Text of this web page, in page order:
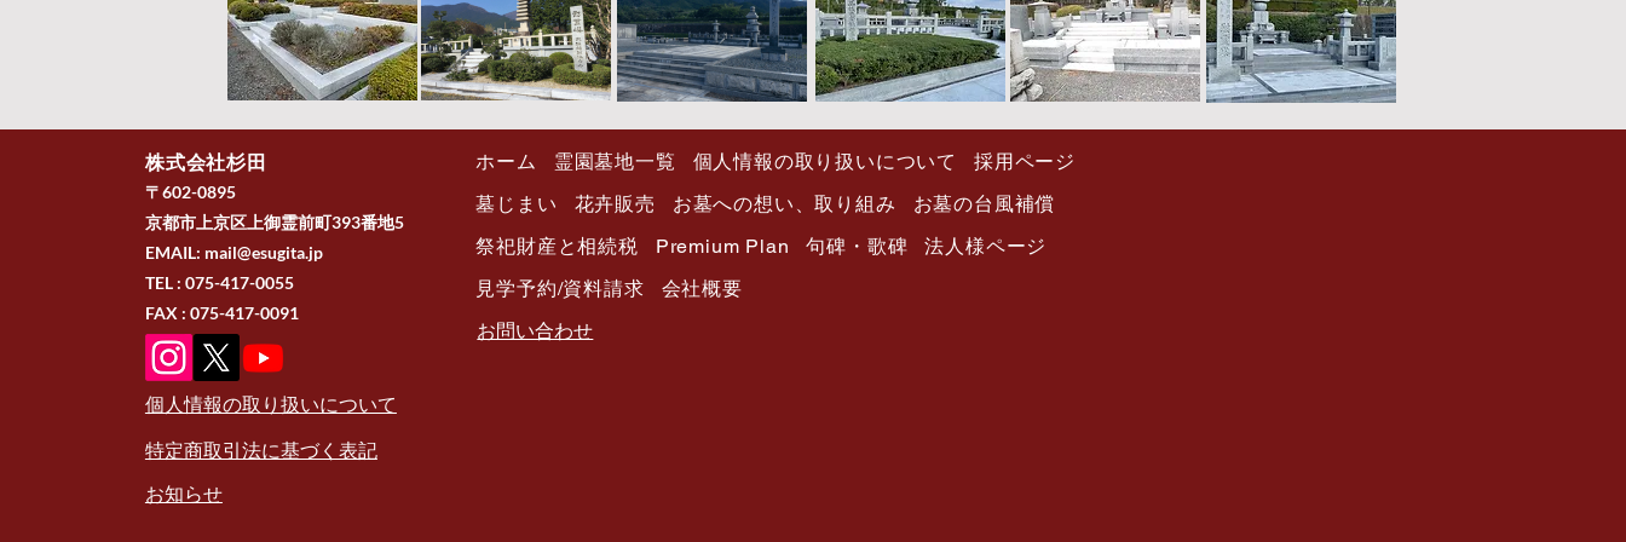
株式会社杉田
〒602-0895
京都市上京区上御霊前町393番地5
EMAIL: mail@esugita.jp
TEL : 075-417-0055
FAX : 075-417-0091
個人情報の取り扱いについて
特定商取引法に基づく表記
お知らせ
ホーム 霊園墓地一覧 個人情報の取り扱いについて
採用ページ
墓じまい
花卉販売 お墓への想い、取り組み
お墓の台風補償
祭祀財産と相続税
Premium Plan 句碑・歌碑
法人様ページ
見学予約/資料請求
会社概要
​お問い合わせ